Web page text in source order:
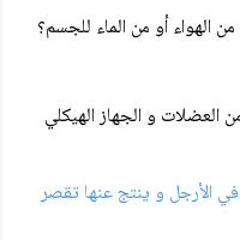
الهواء أو من الماء للجسم؟
و الجهاز الهيكلي
الأرجل و ينتج عنها تقصر